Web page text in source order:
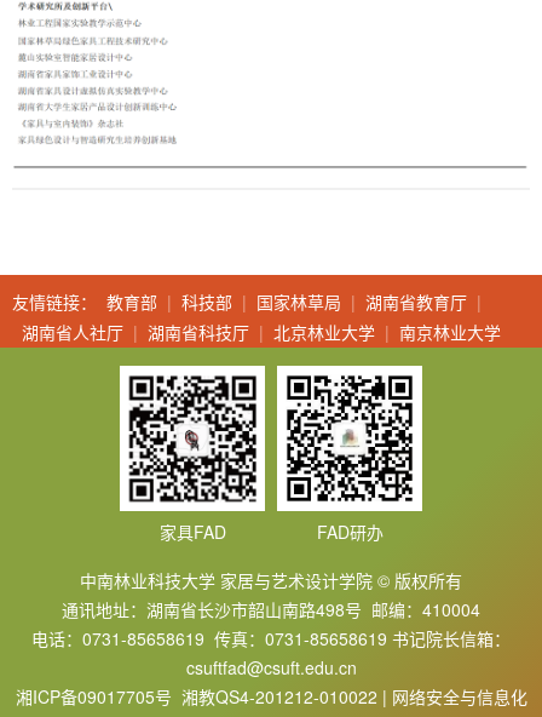
友情链接： 教育部 | 科技部 | 国家林草局 | 湖南省教育厅 |
湖南省人社厅 | 湖南省科技厅 | 北京林业大学 | 南京林业大学
家具FAD
FAD研办
中南林业科技大学 家居与艺术设计学院 © 版权所有
通讯地址：湖南省长沙市韶山南路498号 邮编：410004
电话：0731-85658619 传真：0731-85658619 书记院长信箱：
csuftfad@csuft.edu.cn
湘ICP备09017705号 湘教QS4-201212-010022 | 网络安全与信息化